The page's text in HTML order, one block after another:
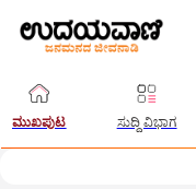
ಮುಖಪುಟ ಸುದ್ದಿ ವಿಭಾಗ